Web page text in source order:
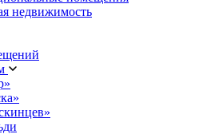
недвижимость